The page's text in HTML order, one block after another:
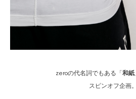
zeroの代名詞でもある「 和紙
スピンオフ企画。